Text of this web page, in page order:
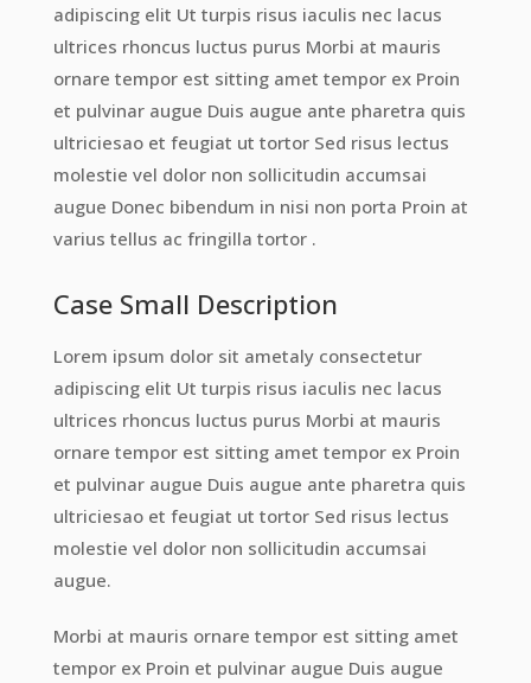
adipiscing elit Ut turpis risus iaculis nec lacus
ultrices rhoncus luctus purus Morbi at mauris
ornare tempor est sitting amet tempor ex Proin
et pulvinar augue Duis augue ante pharetra quis
ultriciesao et feugiat ut tortor Sed risus lectus
molestie vel dolor non sollicitudin accumsai
augue Donec bibendum in nisi non porta Proin at
varius tellus ac fringilla tortor .
Case Small Description
Lorem ipsum dolor sit ametaly consectetur
adipiscing elit Ut turpis risus iaculis nec lacus
ultrices rhoncus luctus purus Morbi at mauris
ornare tempor est sitting amet tempor ex Proin
et pulvinar augue Duis augue ante pharetra quis
ultriciesao et feugiat ut tortor Sed risus lectus
molestie vel dolor non sollicitudin accumsai
augue.
Morbi at mauris ornare tempor est sitting amet
tempor ex Proin et pulvinar augue Duis augue